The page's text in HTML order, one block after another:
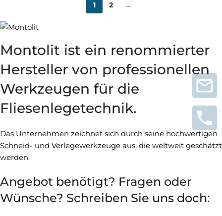
1 2 →
Montolit ist ein renommierter
Hersteller von professionellen
Werkzeugen für die
Fliesenlegetechnik.
Das Unternehmen zeichnet sich durch seine hochwertigen
Schneid- und Verlegewerkzeuge aus, die weltweit geschätzt
werden.
Angebot benötigt? Fragen oder
Wünsche? Schreiben Sie uns doch: